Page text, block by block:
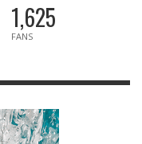
1,625
FANS